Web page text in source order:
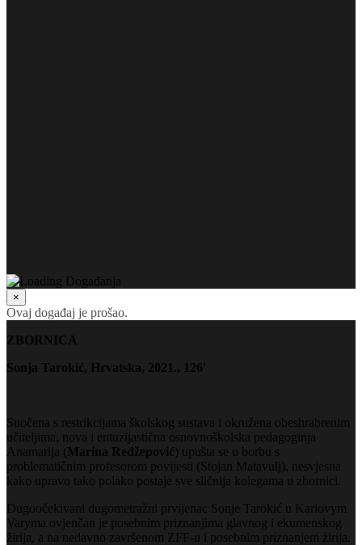
×
Ovaj događaj je prošao.
ZBORNICA
Sonja Tarokić, Hrvatska, 2021., 126′
Suočena s restrikcijama školskog sustava i okružena obeshrabrenim
učiteljima, nova i entuzijastična osnovnoškolska pedagoginja
Anamarija (Marina Redžepović ) upušta se u borbu s
problematičnim profesorom povijesti (Stojan Matavulj), nesvjesna
kako upravo tako polako postaje sve sličnija kolegama u zbornici.
Dugoočekivani dugometražni prvijenac Sonje Tarokić u Karlovym
Varyma ovjenčan je posebnim priznanjima glavnog i ekumenskog
žirija, a na nedavno završenom ZFF-u i posebnim priznanjem žirija.